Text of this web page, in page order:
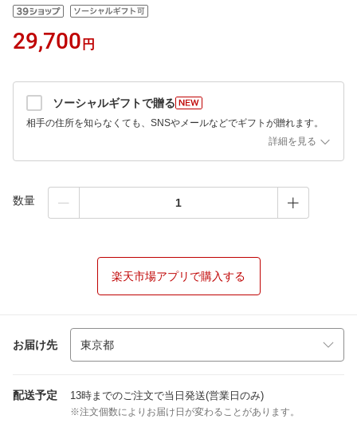
29,700 円
ソーシャルギフトで贈る
相手の住所を知らなくても、SNSやメールなどでギフトが贈れます。
詳細を見る
数量
楽天市場アプリで購入する
お届け先
配送予定 13時までのご注文で当日発送(営業日のみ)
※注文個数によりお届け日が変わることがあります。